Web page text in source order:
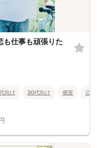
も仕事も頑張りた
向け 30代向け 個室 公